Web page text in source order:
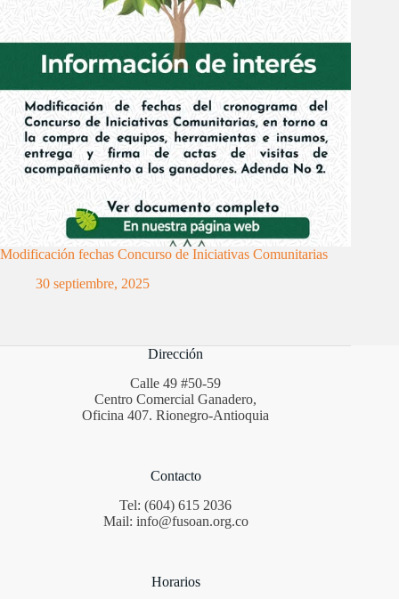
Modificación fechas Concurso de Iniciativas Comunitarias
30 septiembre, 2025
Dirección
Calle 49 #50-59
Centro Comercial Ganadero,
Oficina 407. Rionegro-Antioquia
Contacto
Tel: (604) 615 2036
Mail: info@fusoan.org.co
Horarios